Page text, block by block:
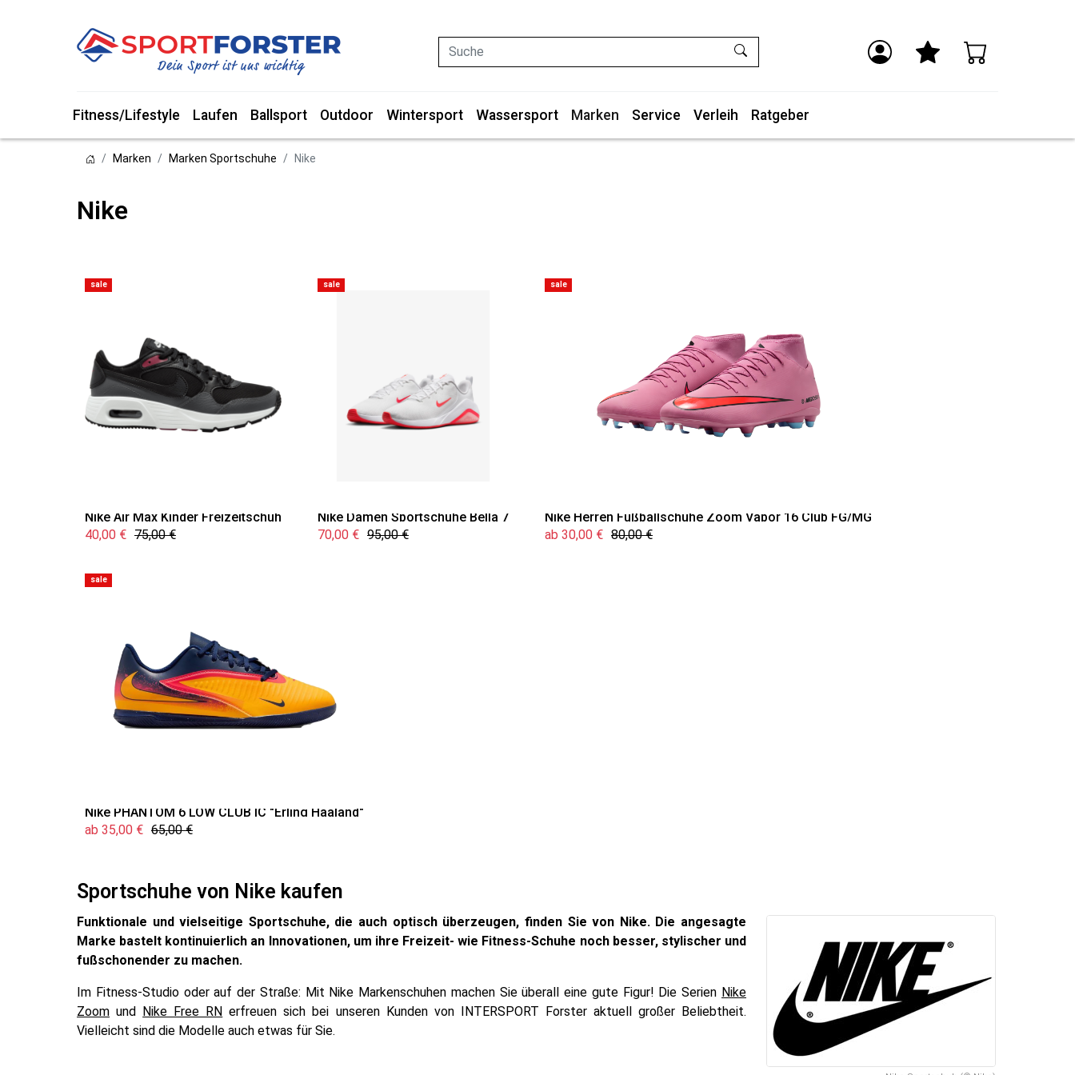
Suche
Fitness/Lifestyle Laufen Ballsport Outdoor Wintersport Wassersport Marken Service Verleih Ratgeber
Marken Marken Sportschuhe Nike
Nike
sale
Nike Air Max Kinder Freizeitschuh
40,00 € 75,00 €
sale
Nike Damen Sportschuhe Bella 7
70,00 € 95,00 €
sale
Nike Herren Fußballschuhe Zoom Vapor 16 Club FG/MG
ab 30,00 € 80,00 €
sale
Nike PHANTOM 6 LOW CLUB IC "Erling Haaland"
ab 35,00 € 65,00 €
Sportschuhe von Nike kaufen
Funktionale und vielseitige Sportschuhe, die auch optisch überzeugen, finden Sie von Nike. Die angesagte
Marke bastelt kontinuierlich an Innovationen, um ihre Freizeit- wie Fitness-Schuhe noch besser, stylischer und
fußschonender zu machen.
Im Fitness-Studio oder auf der Straße: Mit Nike Markenschuhen machen Sie überall eine gute Figur! Die Serien Nike
Zoom und Nike Free RN erfreuen sich bei unseren Kunden von INTERSPORT Forster aktuell großer Beliebtheit.
Vielleicht sind die Modelle auch etwas für Sie.